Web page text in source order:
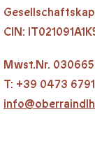
CIN:
Mwst.Nr.
T: +39 0473